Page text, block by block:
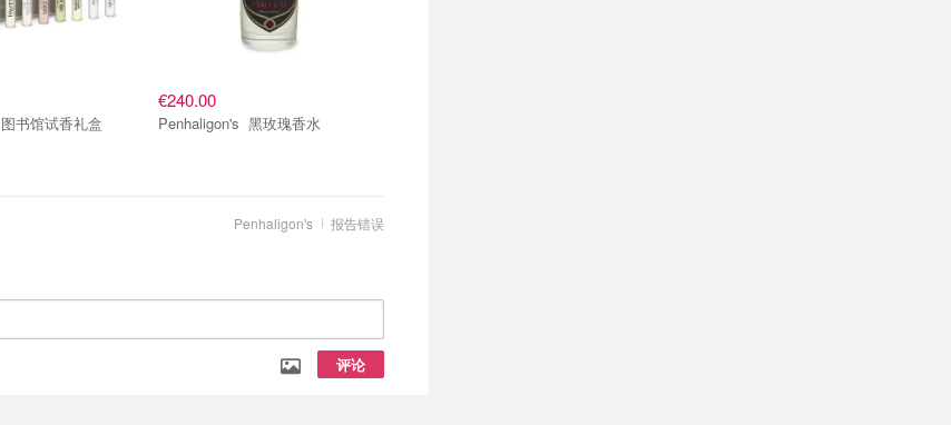
Penhaligon's 图书馆试香礼盒
€240.00
Penhaligon's 黑玫瑰香水
报告错误
Penhaligon's
评论